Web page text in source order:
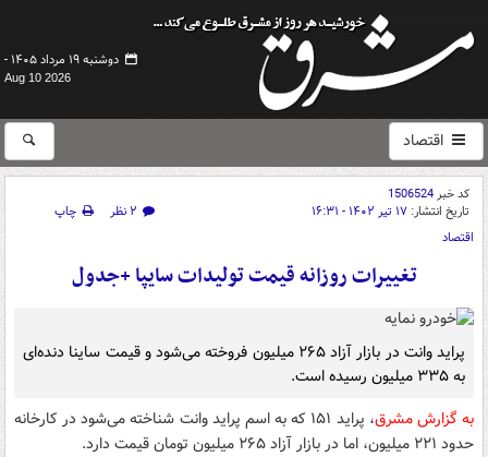
دوشنبه ۱۹ مرداد ۱۴۰۵ -
Aug 10 2026
اقتصاد
کد خبر1506524
تاریخ انتشار: ۱۷ تیر ۱۴۰۲ - ۱۶:۳۱ ۲ نظر
چاپ
اقتصاد
تغییرات روزانه قیمت تولیدات سایپا +جدول
پراید وانت در بازار آزاد ۲۶۵ میلیون فروخته می‌شود و قیمت ساینا دنده‌ای
به ۳۳۵ میلیون رسیده است.
به گزارش مشرق
، پراید ۱۵۱ که به اسم پراید وانت شناخته می‌شود در کارخانه
حدود ۲۲۱ میلیون، اما در بازار آزاد ۲۶۵ میلیون تومان قیمت دارد.